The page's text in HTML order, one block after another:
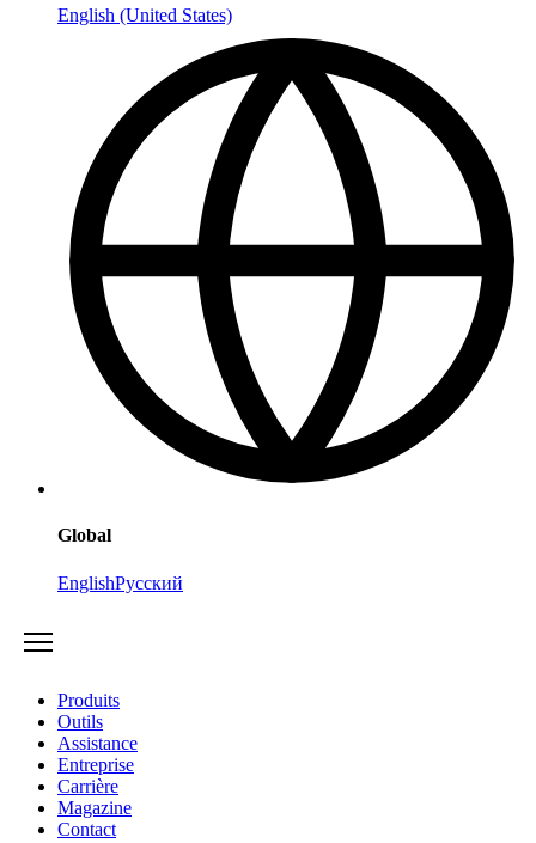
English (United States)
Global
EnglishРусский
Produits
Outils
Assistance
Entreprise
Carrière
Magazine
Contact